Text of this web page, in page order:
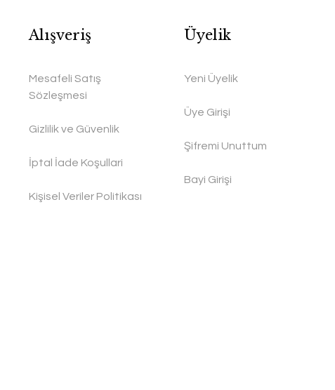
Alışveriş
Mesafeli Satış
Sözleşmesi
Gizlilik ve Güvenlik
İptal İade Koşullari
Kişisel Veriler Politikası
Üyelik
Yeni Üyelik
Üye Girişi
Şifremi Unuttum
Bayi Girişi